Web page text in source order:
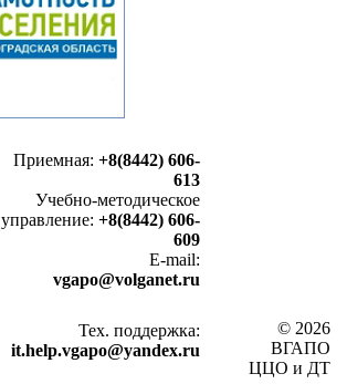
Приемная: +8(8442) 606-
613
Учебно-методическое
управление: +8(8442) 606-
609
E-mail:
vgapo@volganet.ru
Тех. поддержка:
it.help.vgapo@yandex.ru
© 2026
ВГАПО
ЦЦО и ДТ